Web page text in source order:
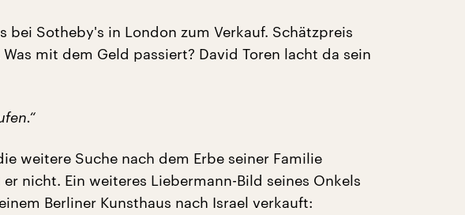
bei Sotheby's in London zum Verkauf. Schätzpreis
mit dem Geld passiert? David Toren lacht da sein
weitere Suche nach dem Erbe seiner Familie
nicht. Ein weiteres Liebermann-Bild seines Onkels
Berliner Kunsthaus nach Israel verkauft: